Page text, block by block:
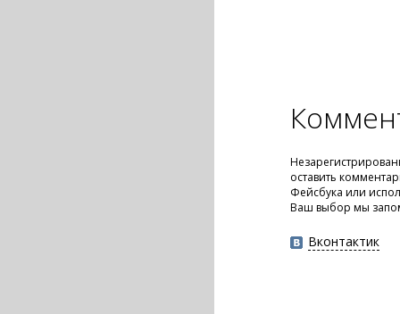
оставить
Фейсбука или
Ваш выбор мы
Вконтактик